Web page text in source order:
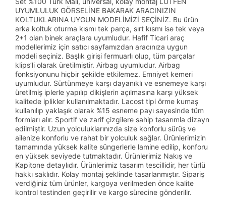
UYUMLULUK GÖRSELİNE BAKARAK ARACINIZIN
KOLTUKLARINA UYGUN MODELİMİZİ SEÇİNİZ. Bu ürün
arka koltuk oturma kısmı tek parça, sırt kısmı ise tek veya
2+1 olan binek araçlara uyumludur. Hafif Ticari araç
modellerimiz için satıcı sayfamızdan aracınıza uygun
modeli seçiniz. Başlık girişi fermuarlı olup, tüm parçalar
klips’li olarak üretilmiştir. Airbag uyumludur. Airbag
fonksiyonunu hiçbir şekilde etkilemez. Emniyet kemeri
uyumludur. Sürtünmeye karşı dayanıklı ve esnemeye karşı
üretilmiş iplerle yapılıp dikişlerin açılmasına karşı yüksek
kalitede iplikler kullanılmaktadır. Lacost tipi örme kumaş
kullanılıp yaklaşık olarak %15 esneme payı sayesinde tüm
formları alır. Sportif ve zarif çizgilere sahip tasarımla dizayn
edilmiştir. Uzun yolculuklarınızda size konforlu sürüş ve
ailenize konforlu ve rahat bir yolculuk sağlar. Ürünlerimizin
tamamında yüksek kalite süngerlerle lamine edilip, konforu
en yüksek seviyede tutmaktadır. Ürünlerimiz Nakış ve
Kapitone detaylıdır. Ürünlerimiz tasarım tescillidir, her türlü
hakkı saklıdır. Kolay montaj şeklinde tasarlanmıştır. Sipariş
verdiğiniz tüm ürünler, kargoya verilmeden önce kalite
kontrol testinden geçirilir ve kargo sürecine gönderilir.